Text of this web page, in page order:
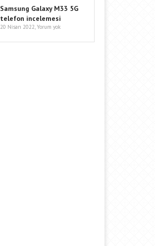
Samsung Galaxy M33 5G
telefon incelemesi
20 Nisan 2022, Yorum yok